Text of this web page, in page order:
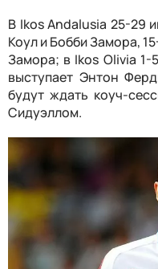
В Ikos Andalusia 25-29
Коул и Бобби Замора,
Замора; в Ikos Olivia 1-
выступает Энтон
будут ждать коуч-
Сидуэллом.